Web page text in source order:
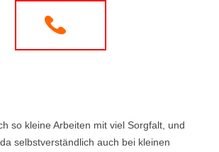
so kleine Arbeiten mit viel Sorgfalt, und
selbstverständlich auch bei kleinen